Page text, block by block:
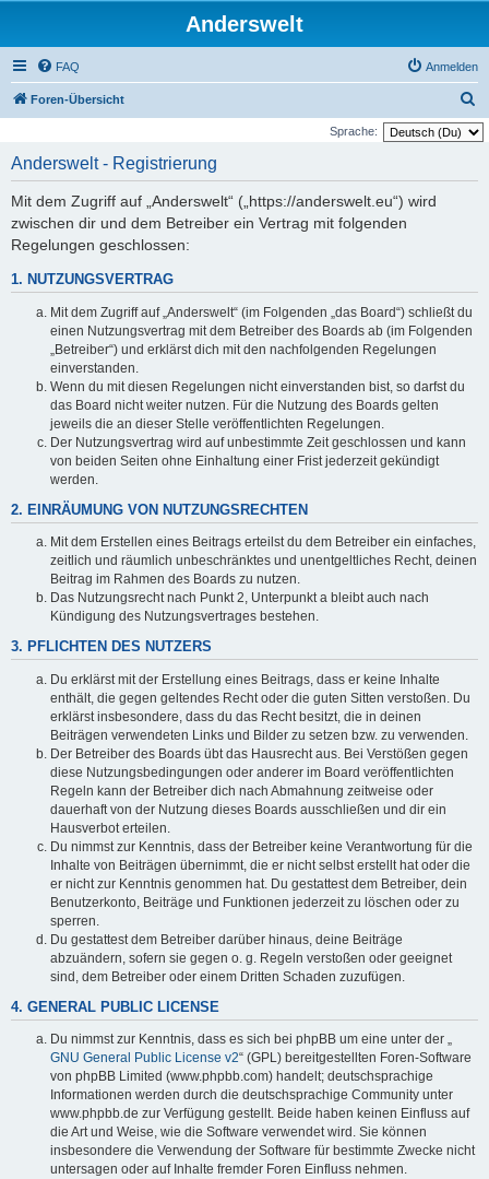
Anderswelt
FAQ Anmelden
Foren-Übersicht
u
Sprache:
Anderswelt - Registrierung
Mit dem Zugriff auf „Anderswelt“ („https://anderswelt.eu“) wird
zwischen dir und dem Betreiber ein Vertrag mit folgenden
Regelungen geschlossen:
1. NUTZUNGSVERTRAG
Mit dem Zugriff auf „Anderswelt“ (im Folgenden „das Board“) schließt du
einen Nutzungsvertrag mit dem Betreiber des Boards ab (im Folgenden
„Betreiber“) und erklärst dich mit den nachfolgenden Regelungen
einverstanden.
Wenn du mit diesen Regelungen nicht einverstanden bist, so darfst du
das Board nicht weiter nutzen. Für die Nutzung des Boards gelten
jeweils die an dieser Stelle veröffentlichten Regelungen.
Der Nutzungsvertrag wird auf unbestimmte Zeit geschlossen und kann
von beiden Seiten ohne Einhaltung einer Frist jederzeit gekündigt
werden.
2. EINRÄUMUNG VON NUTZUNGSRECHTEN
Mit dem Erstellen eines Beitrags erteilst du dem Betreiber ein einfaches,
zeitlich und räumlich unbeschränktes und unentgeltliches Recht, deinen
Beitrag im Rahmen des Boards zu nutzen.
Das Nutzungsrecht nach Punkt 2, Unterpunkt a bleibt auch nach
Kündigung des Nutzungsvertrages bestehen.
3. PFLICHTEN DES NUTZERS
Du erklärst mit der Erstellung eines Beitrags, dass er keine Inhalte
enthält, die gegen geltendes Recht oder die guten Sitten verstoßen. Du
erklärst insbesondere, dass du das Recht besitzt, die in deinen
Beiträgen verwendeten Links und Bilder zu setzen bzw. zu verwenden.
Der Betreiber des Boards übt das Hausrecht aus. Bei Verstößen gegen
diese Nutzungsbedingungen oder anderer im Board veröffentlichten
Regeln kann der Betreiber dich nach Abmahnung zeitweise oder
dauerhaft von der Nutzung dieses Boards ausschließen und dir ein
Hausverbot erteilen.
Du nimmst zur Kenntnis, dass der Betreiber keine Verantwortung für die
Inhalte von Beiträgen übernimmt, die er nicht selbst erstellt hat oder die
er nicht zur Kenntnis genommen hat. Du gestattest dem Betreiber, dein
Benutzerkonto, Beiträge und Funktionen jederzeit zu löschen oder zu
sperren.
Du gestattest dem Betreiber darüber hinaus, deine Beiträge
abzuändern, sofern sie gegen o. g. Regeln verstoßen oder geeignet
sind, dem Betreiber oder einem Dritten Schaden zuzufügen.
4. GENERAL PUBLIC LICENSE
Du nimmst zur Kenntnis, dass es sich bei phpBB um eine unter der „
GNU General Public License v2“ (GPL) bereitgestellten Foren-Software
von phpBB Limited (www.phpbb.com) handelt; deutschsprachige
Informationen werden durch die deutschsprachige Community unter
www.phpbb.de zur Verfügung gestellt. Beide haben keinen Einfluss auf
die Art und Weise, wie die Software verwendet wird. Sie können
insbesondere die Verwendung der Software für bestimmte Zwecke nicht
untersagen oder auf Inhalte fremder Foren Einfluss nehmen.